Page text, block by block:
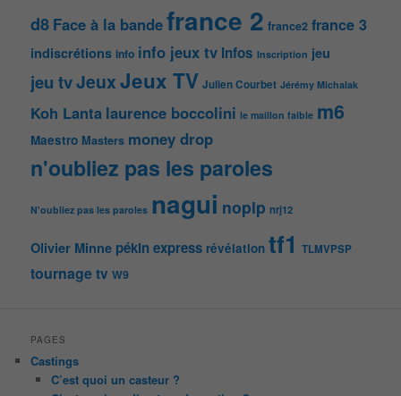
d8 Face à la bandefrance 2 france2 france 3
indiscrétions info info jeux tv Infos Inscription jeu
jeu tvJeuxJeux TV Julien Courbet Jérémy Michalak
Koh Lanta laurence boccolini le maillon faible m6
Maestro Masters money drop
n'oubliez pas les paroles
N'oubliez pas les paroles nagui noplp nrj12
Olivier Minne pékin express révélation tf1 TLMVPSP
tournagetv W9
PAGES
Castings
C’est quoi un casteur ?